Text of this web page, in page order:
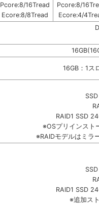
Pcore:8/16Tread
Ecore:8/8Tread
Pcore:8/
Ecore:4/
16GB：1ス
RAID1 SSD
※OSプリインスト
※RAIDモデルはミラ
RAID1 SSD
※追加ス